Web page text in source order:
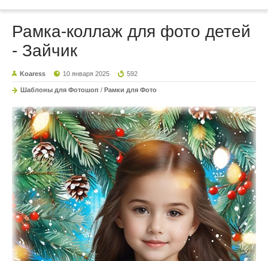
Рамка-коллаж для фото детей
- Зайчик
Koaress 10 января 2025 592
Шаблоны для Фотошоп / Рамки для Фото